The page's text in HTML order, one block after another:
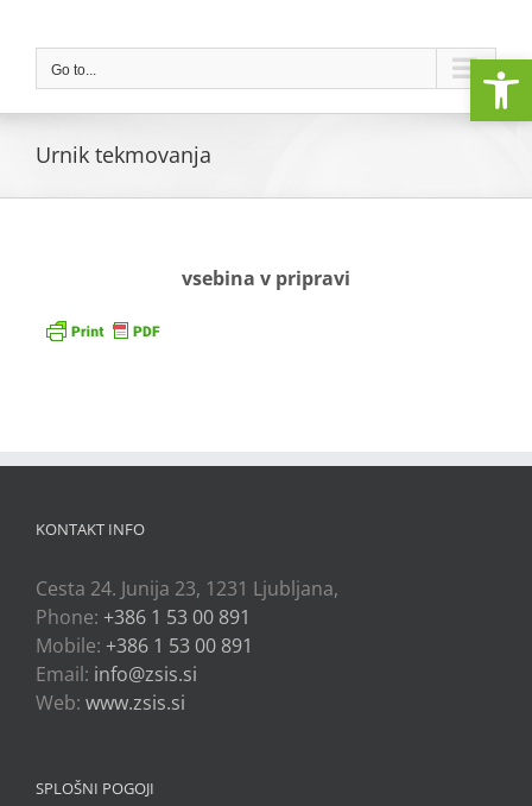
contentGo to...
Urnik tekmovanja
vsebina v pripravi
KONTAKT INFO
Cesta 24. Junija 23, 1231 Ljubljana,
Phone: +386 1 53 00 891
Mobile: +386 1 53 00 891
Email: info@zsis.si
Web: www.zsis.si
SPLOŠNI POGOJI